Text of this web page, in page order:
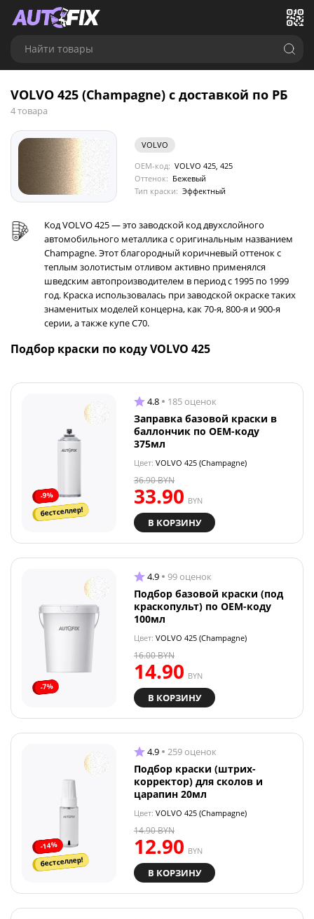
Найти товары
VOLVO 425 (Champagne) с доставкой по РБ
4 товара
VOLVO
OEM-код: VOLVO 425, 425
Оттенок: Бежевый
Тип краски: Эффектный
Код VOLVO 425 — это заводской код двухслойного
автомобильного металлика с оригинальным названием
Champagne. Этот благородный коричневый оттенок с
теплым золотистым отливом активно применялся
шведским автопроизводителем в период с 1995 по 1999
год. Краска использовалась при заводской окраске таких
знаменитых моделей концерна, как 70-я, 800-я и 900-я
серии, а также купе C70.
Подбор краски по коду VOLVO 425
-9%
бестселлер!
4.8 185 оценок
Заправка базовой краски в
баллончик по OEM-коду
375мл
Цвет: VOLVO 425 (Champagne)
33.90 BYN
36.90BYN
В КОРЗИНУ
-7%
4.9 99 оценок
Подбор базовой краски (под
краскопульт) по OEM-коду
100мл
Цвет: VOLVO 425 (Champagne)
14.90 BYN
16.00BYN
В КОРЗИНУ
-14%
бестселлер!
4.9 259 оценок
Подбор краски (штрих-
корректор) для сколов и
царапин 20мл
Цвет: VOLVO 425 (Champagne)
12.90 BYN
14.90BYN
В КОРЗИНУ